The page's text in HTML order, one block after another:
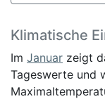
Klimatische
Im Januar zeigt
Tageswerte und